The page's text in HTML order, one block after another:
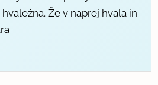
Že v naprej hvala in